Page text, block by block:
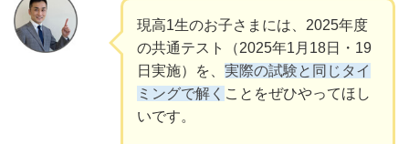
現高1生のお子さまには、2025年度
の共通テスト（2025年1月18日・19
日実施）を、実際の試験と同じタイ
ミングで解く ことをぜひやってほし
いです。